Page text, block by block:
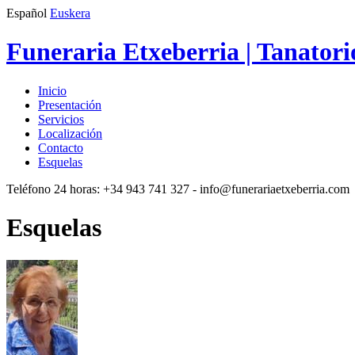
Español Euskera
Funeraria Etxeberria |
Inicio
Presentación
Servicios
Localización
Contacto
Esquelas
Teléfono 24 horas: +34 943 741 327 - info@funerariaetxeberria.com
Esquelas